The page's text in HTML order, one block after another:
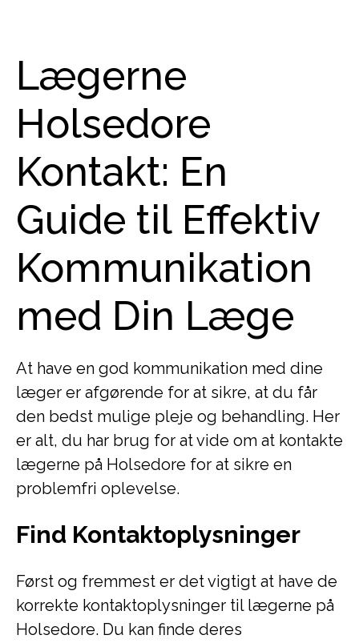
Lægerne
Holsedore
Kontakt: En
Guide til Effektiv
Kommunikation
med Din Læge
At have en god kommunikation med dine
læger er afgørende for at sikre, at du får
den bedst mulige pleje og behandling. Her
er alt, du har brug for at vide om at kontakte
lægerne på Holsedore for at sikre en
problemfri oplevelse.
Find Kontaktoplysninger
Først og fremmest er det vigtigt at have de
korrekte kontaktoplysninger til lægerne på
Holsedore. Du kan finde deres